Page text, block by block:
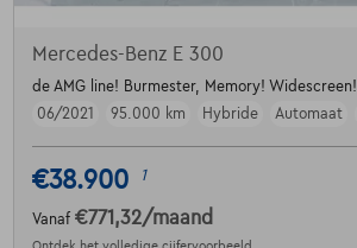
Mercedes-Benz E 300
de AMG line! Burmester, Memory! Widescreen!
06/2021
95.000 km Hybride Automaat
€38.900 1
Vanaf €771,32/maand